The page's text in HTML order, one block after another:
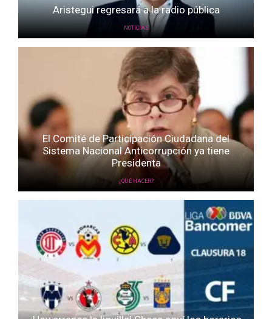
Aristegui regresará a la radio pública
NOTICIAS
El Comité de Participación Ciudadana del
Sistema Nacional Anticorrupción ya tiene
Presidenta
¿QUÉ HACER?